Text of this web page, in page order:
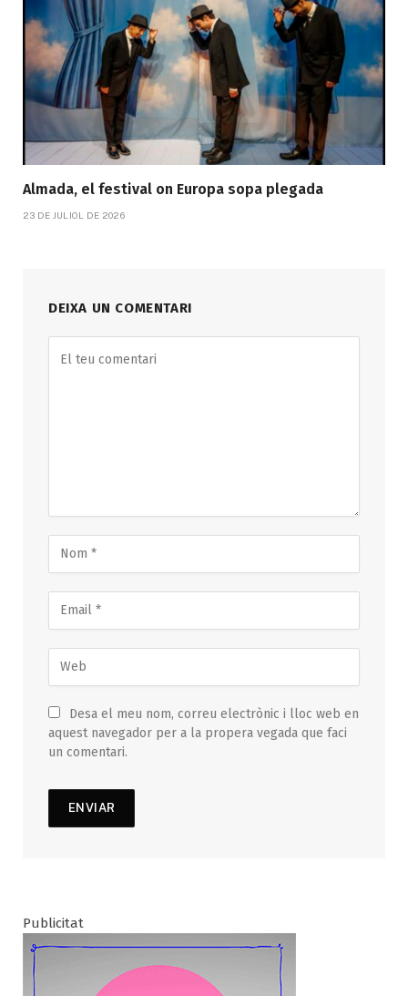
Almada, el festival on Europa sopa plegada
23 DE JULIOL DE 2026
DEIXA UN COMENTARI
Desa el meu nom, correu electrònic i lloc web en
aquest navegador per a la propera vegada que faci
un comentari.
Publicitat